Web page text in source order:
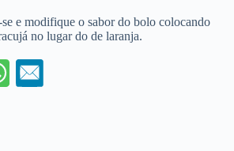
e modifique o sabor do bolo colocando
no lugar do de laranja.